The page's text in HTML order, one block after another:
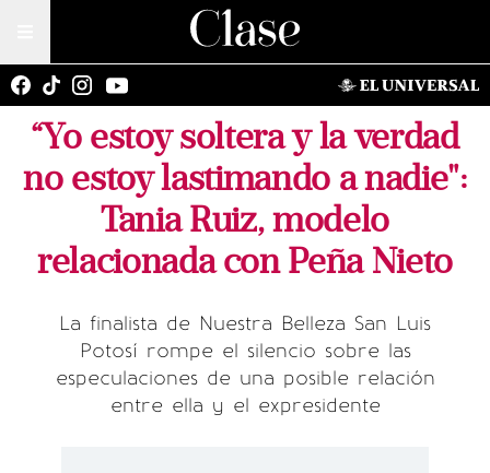
“Yo estoy soltera y la verdad
no estoy lastimando a nadie":
Tania Ruiz, modelo
relacionada con Peña Nieto
La finalista de Nuestra Belleza San Luis
Potosí rompe el silencio sobre las
especulaciones de una posible relación
entre ella y el expresidente